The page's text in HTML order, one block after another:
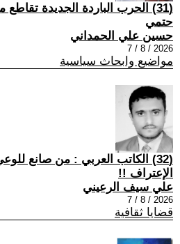
(31) الحرب الباردة الجديدة
حتمي
حسين علي الحمداني
2026 / 8 / 7
مواضيع وابحاث سياسية
(32) الكاتب العربي : من صانع
الإعتراف !!
علي سيف الرعيني
2026 / 8 / 7
قضايا ثقافية